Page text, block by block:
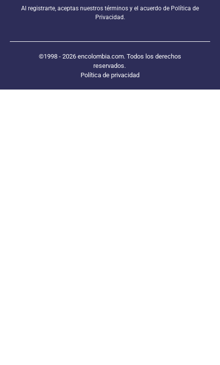
Al registrarte, aceptas nuestros términos y el acuerdo de Política de
Privacidad.
©1998 - 2026 encolombia.com. Todos los derechos
reservados.
Política de privacidad